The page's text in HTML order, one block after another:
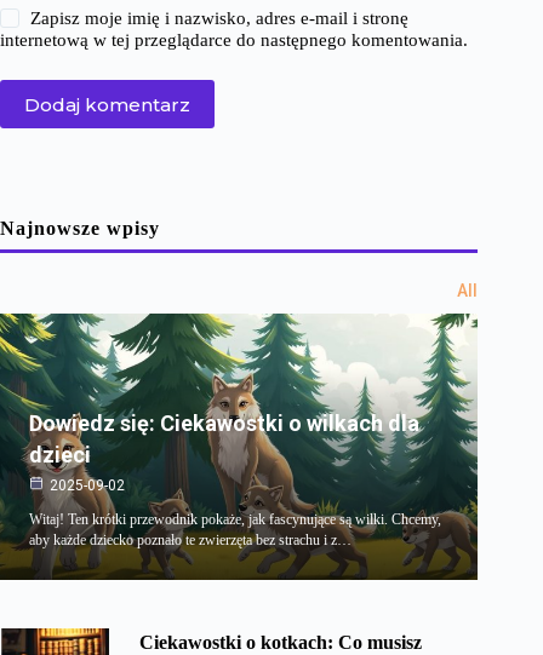
Zapisz moje imię i nazwisko, adres e-mail i stronę
internetową w tej przeglądarce do następnego komentowania.
Dodaj komentarz
Najnowsze wpisy
All
Dowiedz się: Ciekawostki o wilkach dla
dzieci
2025-09-02
Witaj! Ten krótki przewodnik pokaże, jak fascynujące są wilki. Chcemy,
aby każde dziecko poznało te zwierzęta bez strachu i z…
Ciekawostki o kotkach: Co musisz